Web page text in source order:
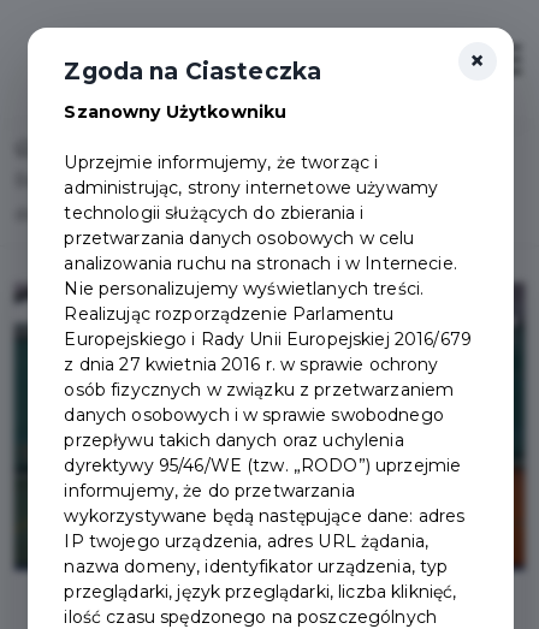
Bal Seniora w Pruszczu Gdańskim - pełen uśmiechu i
dobrej zabawy - fotorelacja
×
Zgoda na Ciasteczka
Szanowny Użytkowniku
Uprzejmie informujemy, że tworząc i
administrując, strony internetowe używamy
technologii służących do zbierania i
przetwarzania danych osobowych w celu
analizowania ruchu na stronach i w Internecie.
Nie personalizujemy wyświetlanych treści.
Realizując rozporządzenie Parlamentu
Europejskiego i Rady Unii Europejskiej 2016/679
z dnia 27 kwietnia 2016 r. w sprawie ochrony
osób fizycznych w związku z przetwarzaniem
danych osobowych i w sprawie swobodnego
przepływu takich danych oraz uchylenia
dyrektywy 95/46/WE (tzw. „RODO”) uprzejmie
informujemy, że do przetwarzania
wykorzystywane będą następujące dane: adres
IP twojego urządzenia, adres URL żądania,
nazwa domeny, identyfikator urządzenia, typ
przeglądarki, język przeglądarki, liczba kliknięć,
ilość czasu spędzonego na poszczególnych